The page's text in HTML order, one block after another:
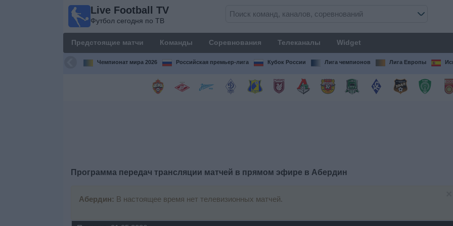
Live Football TV
Футбол сегодня по ТВ
Предстоящие матчи Команды Соревнования Телеканалы Widget
Чемпионат мира 2026 Российская премьер-лига Кубок России Лига чемпионов Лига Европы
Программа передач трансляции матчей в прямом эфире в Абердин
Абердин: В настоящее время нет телевизионных матчей.